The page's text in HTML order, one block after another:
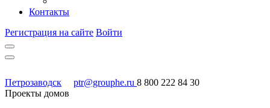
Контакты
Регистрация на сайте Войти
Петрозаводск ptr@grouphe.ru 8 800 222 84 30
Проекты домов